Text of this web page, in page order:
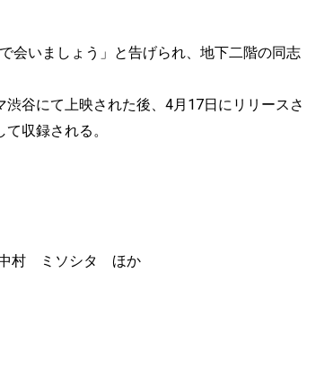
会いましょう」と告げられ、地下二階の同志
谷にて上映された後、4月17日にリリースさ
収録される。
村 ミソシタ ほか